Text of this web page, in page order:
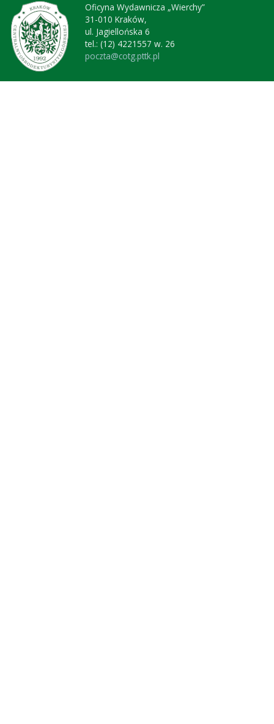
Oficyna Wydawnicza „Wierchy”
31-010 Kraków,
ul. Jagiellońska 6
tel.: (12) 4221557 w. 26
poczta@cotg.pttk.pl